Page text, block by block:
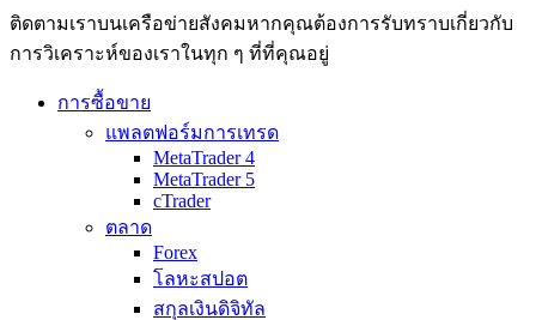
ติดตามเราบนเครือข่ายสังคมหากคุณต้องการรับทราบเกี่ยวกับ
การวิเ­คราะห์ของเราในทุก ๆ ที่ที่คุณอยู่
การซื้อขาย
แพลตฟอร์มการเทรด
MetaTrader 4
MetaTrader 5
cTrader
ตลาด
Forex
โลหะสปอต
สกุลเงินดิจิทัล